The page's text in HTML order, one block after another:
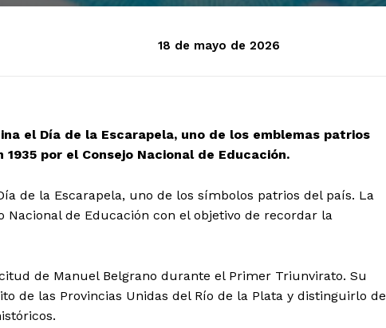
18 de mayo de 2026
el Día de la Escarapela, uno de los emblemas patrios
por el Consejo Nacional de Educación.
de la Escarapela, uno de los símbolos patrios del país. La
Nacional de Educación con el objetivo de recordar la
de Manuel Belgrano durante el Primer Triunvirato. Su
de las Provincias Unidas del Río de la Plata y distinguirlo de